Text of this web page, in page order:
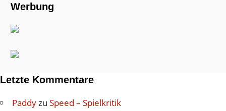
Werbung
Letzte Kommentare
Paddyzu Speed – Spielkritik